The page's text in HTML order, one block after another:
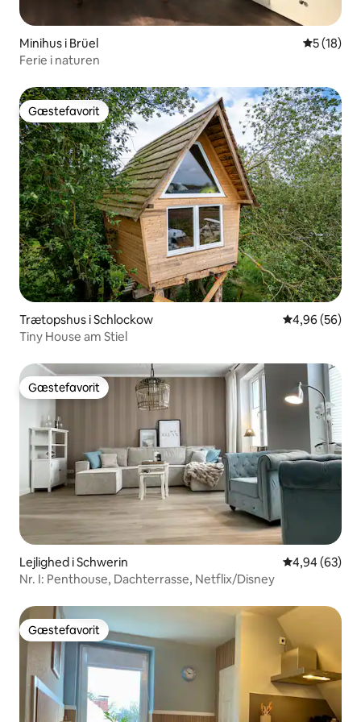
Minihus i Brüel 5 ud af 5 i
5 (18)
Ferie i naturen
Gæstefavorit
Gæstefavorit
Trætopshus i Schlockow 4,96 ud af 5 i
4,96 (56)
Tiny House am Stiel
Gæstefavorit
Gæstefavorit
Lejlighed i Schwerin 4,94 ud af 5 i
4,94 (63)
Nr. I: Penthouse, Dachterrasse, Netflix/Disney
Gæstefavorit
Gæstefavorit